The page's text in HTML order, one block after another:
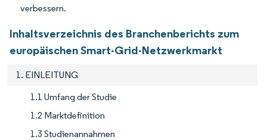
verbessern.
Inhaltsverzeichnis des Branchenberichts zum
europäischen Smart-Grid-Netzwerkmarkt
1. EINLEITUNG
1.1 Umfang der Studie
1.2 Marktdefinition
1.3 Studienannahmen